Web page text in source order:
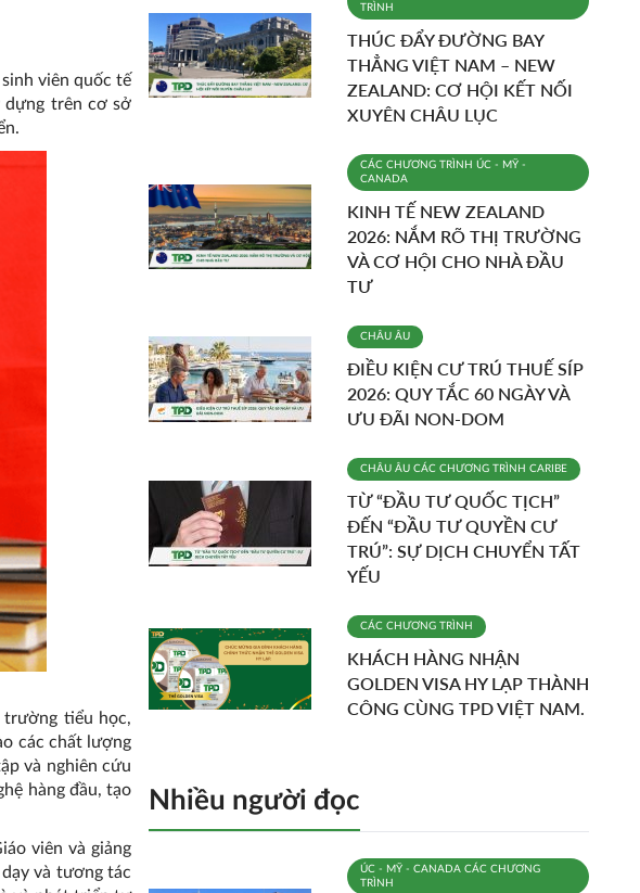
viên quốc tế
dựng trên cơ sở
trường tiểu học,
các chất lượng
và nghiên cứu
hàng đầu, tạo
viên và giảng
và tương tác
TRÌNH
THÚC ĐẨY ĐƯỜNG BAY
THẲNG VIỆT NAM – NEW
ZEALAND: CƠ HỘI KẾT NỐI
XUYÊN CHÂU LỤC
CÁC CHƯƠNG TRÌNH ÚC - MỸ -
CANADA
KINH TẾ NEW ZEALAND
2026: NẮM RÕ THỊ TRƯỜNG
VÀ CƠ HỘI CHO NHÀ ĐẦU
TƯ
CHÂU ÂU
ĐIỀU KIỆN CƯ TRÚ THUẾ SÍP
2026: QUY TẮC 60 NGÀY VÀ
ƯU ĐÃI NON-DOM
CHÂU ÂU CÁC CHƯƠNG TRÌNH CARIBE
TỪ “ĐẦU TƯ QUỐC TỊCH”
ĐẾN “ĐẦU TƯ QUYỀN CƯ
TRÚ”: SỰ DỊCH CHUYỂN TẤT
YẾU
CÁC CHƯƠNG TRÌNH
KHÁCH HÀNG NHẬN
GOLDEN VISA HY LẠP THÀNH
CÔNG CÙNG TPD VIỆT NAM.
Nhiều người đọc
ÚC - MỸ - CANADA CÁC CHƯƠNG
TRÌNH